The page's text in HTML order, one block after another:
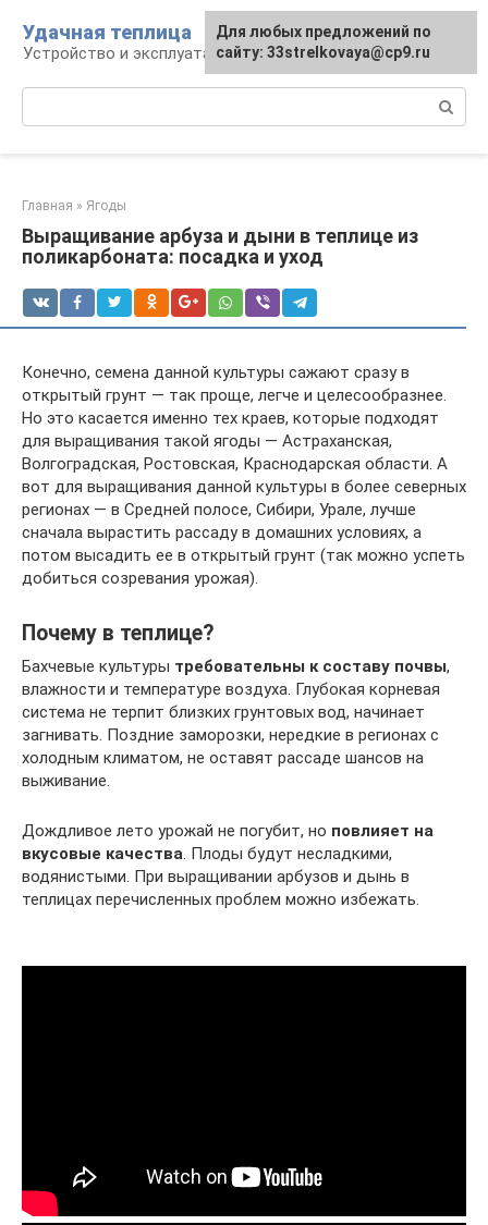
контенту
Удачная теплица
Устройство и эксплуатация теплиц
Главная » Ягоды
Выращивание арбуза и дыни в теплице из
поликарбоната: посадка и уход
Конечно, семена данной культуры сажают сразу в
открытый грунт — так проще, легче и целесообразнее.
Но это касается именно тех краев, которые подходят
для выращивания такой ягоды — Астраханская,
Волгоградская, Ростовская, Краснодарская области. А
вот для выращивания данной культуры в более северных
регионах — в Средней полосе, Сибири, Урале, лучше
сначала вырастить рассаду в домашних условиях, а
потом высадить ее в открытый грунт (так можно успеть
добиться созревания урожая).
Почему в теплице?
Бахчевые культуры требовательны к составу почвы,
влажности и температуре воздуха. Глубокая корневая
система не терпит близких грунтовых вод, начинает
загнивать. Поздние заморозки, нередкие в регионах с
холодным климатом, не оставят рассаде шансов на
выживание.
Дождливое лето урожай не погубит, но повлияет на
вкусовые качества. Плоды будут несладкими,
водянистыми. При выращивании арбузов и дынь в
теплицах перечисленных проблем можно избежать.
Для любых предложений по
сайту: 33strelkovaya@cp9.ru